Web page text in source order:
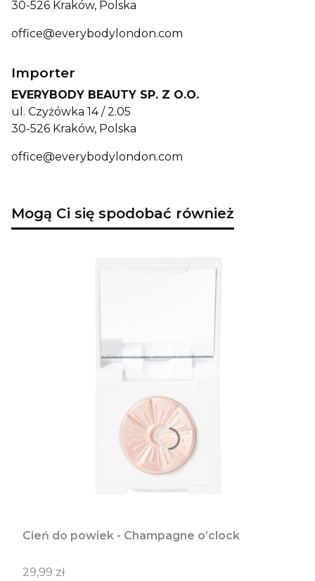
30-526 Kraków, Polska
office@everybodylondon.com
Importer
EVERYBODY BEAUTY SP. Z O.O.
ul. Czyżówka 14 / 2.05
30-526 Kraków, Polska
office@everybodylondon.com
Mogą Ci się spodobać również
Cień do powiek - Champagne o’clock
Cena
29,99 zł